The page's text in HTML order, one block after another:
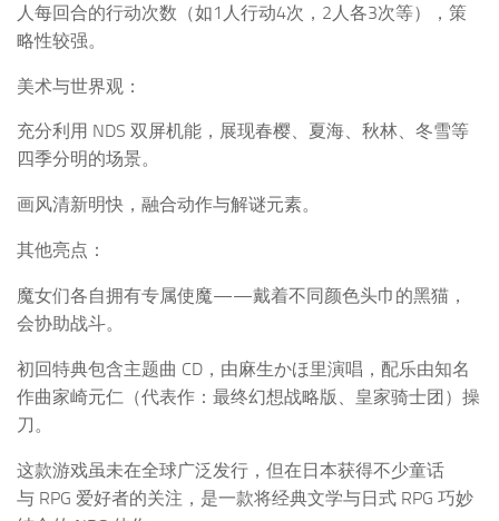
人每回合的行动次数（如1人行动4次，2人各3次等），策
略性较强。
美术与世界观：
充分利用 NDS 双屏机能，展现春樱、夏海、秋林、冬雪等
四季分明的场景。
画风清新明快，融合动作与解谜元素。
其他亮点：
魔女们各自拥有专属使魔——戴着不同颜色头巾的黑猫，
会协助战斗。
初回特典包含主题曲 CD，由麻生かほ里演唱，配乐由知名
作曲家崎元仁（代表作：最终幻想战略版、皇家骑士团）操
刀。
这款游戏虽未在全球广泛发行，但在日本获得不少童话
与 RPG 爱好者的关注，是一款将经典文学与日式 RPG 巧妙